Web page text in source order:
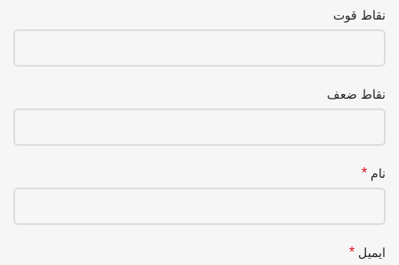
نقاط قوت
نقاط ضعف
نام *
ایمیل *